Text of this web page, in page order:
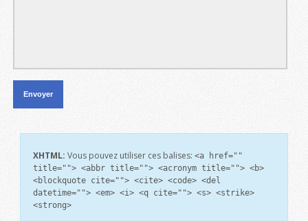
XHTML: Vous pouvez utiliser ces balises: <a href=""
title=""> <abbr title=""> <acronym title=""> <b>
<blockquote cite=""> <cite> <code> <del
datetime=""> <em> <i> <q cite=""> <s> <strike>
<strong>